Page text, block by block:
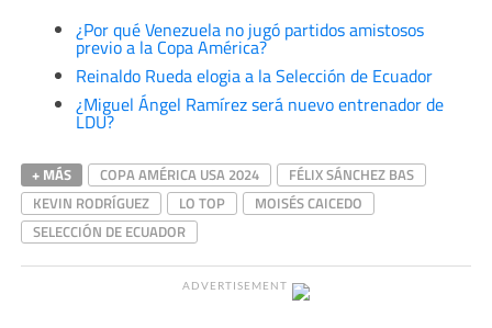
¿Por qué Venezuela no jugó partidos amistosos
previo a la Copa América?
Reinaldo Rueda elogia a la Selección de Ecuador
¿Miguel Ángel Ramírez será nuevo entrenador de
LDU?
+ MÁS COPA AMÉRICA USA 2024
FÉLIX SÁNCHEZ BAS
KEVIN RODRÍGUEZ
LO TOP
MOISÉS CAICEDO
SELECCIÓN DE ECUADOR
ADVERTISEMENT